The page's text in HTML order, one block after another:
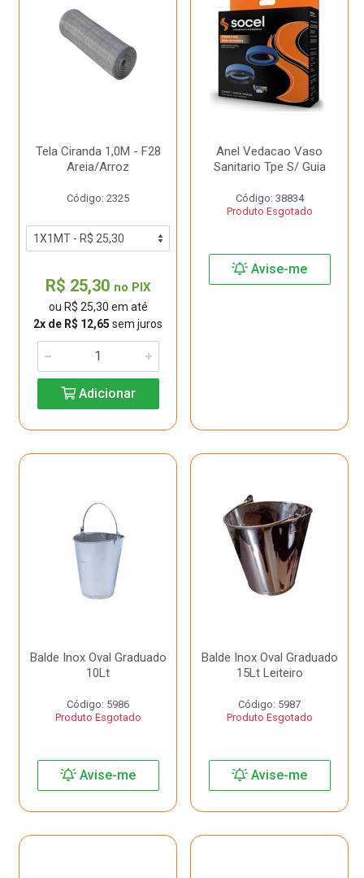
Tela Ciranda 1,0M - F28
Areia/Arroz
Código: 2325
R$ 25,30 no PIX
ou R$ 25,30 em até
2x de R$ 12,65 sem juros
Adicionar
Anel Vedacao Vaso
Sanitario Tpe S/ Guia
Código: 38834
Produto Esgotado
Avise-me
Balde Inox Oval Graduado
10Lt
Código: 5986
Produto Esgotado
Avise-me
Balde Inox Oval Graduado
15Lt Leiteiro
Código: 5987
Produto Esgotado
Avise-me